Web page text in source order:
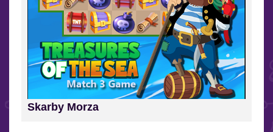
Skarby Morza